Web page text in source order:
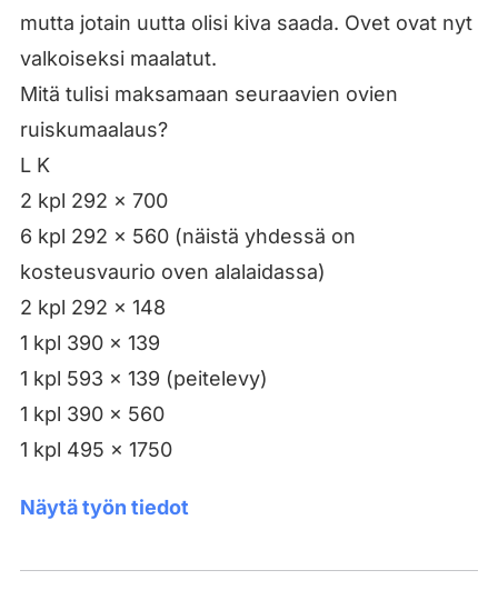
mutta jotain uutta olisi kiva saada. Ovet ovat nyt
valkoiseksi maalatut.
Mitä tulisi maksamaan seuraavien ovien
ruiskumaalaus?
L K
2 kpl 292 x 700
6 kpl 292 x 560 (näistä yhdessä on
kosteusvaurio oven alalaidassa)
2 kpl 292 x 148
1 kpl 390 x 139
1 kpl 593 x 139 (peitelevy)
1 kpl 390 x 560
1 kpl 495 x 1750
Näytä työn tiedot